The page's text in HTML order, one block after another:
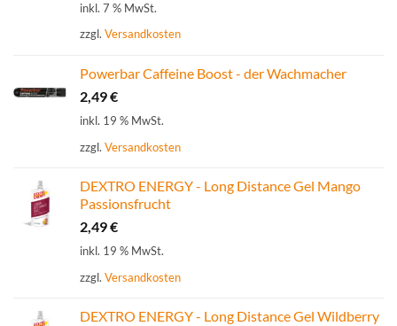
inkl. 7 % MwSt.
zzgl. Versandkosten
Powerbar Caffeine Boost - der Wachmacher
2,49€
inkl. 19 % MwSt.
zzgl. Versandkosten
DEXTRO ENERGY - Long Distance Gel Mango
Passionsfrucht
2,49€
inkl. 19 % MwSt.
zzgl. Versandkosten
DEXTRO ENERGY - Long Distance Gel Wildberry